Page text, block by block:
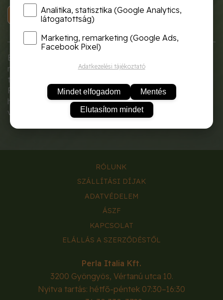
KOSÁRBA
Egy éves, lágyszárú, napos, meleg helyet kedvelő
növény. Szakaszosan vessük, balkonládában is
termeszthető.
Felhasználható savanyúságokhoz, főzelékekhez,
húsokhoz, süteményekhez. Kíváló görcsoldó, szélhajtó,
vizelethajtó hatású.
RÓLUNK
SZÁLLÍTÁSI DÍJAK
ADATVÉDELEM
ÁSZF
KAPCSOLAT
ELÁLLÁS A SZERZŐDÉSTŐL
Perla Italia Kft.
3200 Gyöngyös, Vértanú utca 10.
Nyitva tartás: hétfő-péntek 07:30–16:30
Analitika, statisztika (Google Analytics,
látogatottság)
Marketing, remarketing (Google Ads,
Facebook Pixel)
Adatkezelési tájékoztató
Mindet elfogadom Mentés
Elutasítom mindet